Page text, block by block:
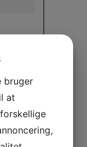
kr..
bruger
at